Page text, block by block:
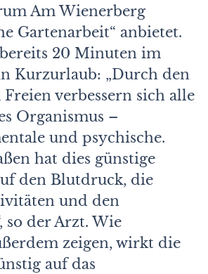
Am Wienerberg
Gartenarbeit“ anbietet.
20 Minuten im
Kurzurlaub: „Durch den
verbessern sich alle
Organismus –
und psychische.
hat dies günstige
den Blutdruck, die
und den
so der Arzt. Wie
zeigen, wirkt die
auf das